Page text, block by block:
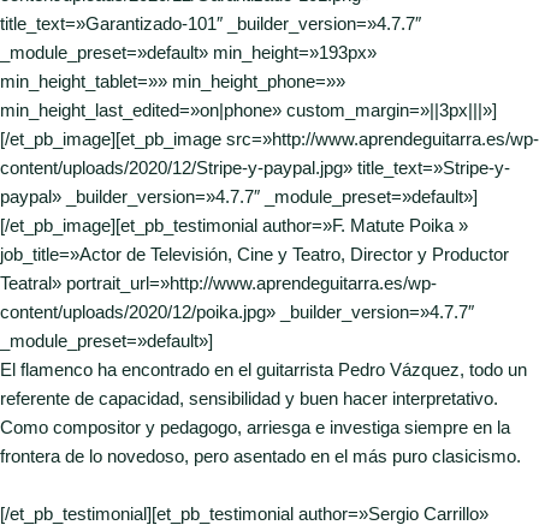
title_text=»Garantizado-101″ _builder_version=»4.7.7″
_module_preset=»default» min_height=»193px»
min_height_tablet=»» min_height_phone=»»
min_height_last_edited=»on|phone» custom_margin=»||3px|||»]
[/et_pb_image][et_pb_image src=»http://www.aprendeguitarra.es/wp-
content/uploads/2020/12/Stripe-y-paypal.jpg» title_text=»Stripe-y-
paypal» _builder_version=»4.7.7″ _module_preset=»default»]
[/et_pb_image][et_pb_testimonial author=»F. Matute Poika »
job_title=»Actor de Televisión, Cine y Teatro, Director y Productor
Teatral» portrait_url=»http://www.aprendeguitarra.es/wp-
content/uploads/2020/12/poika.jpg» _builder_version=»4.7.7″
_module_preset=»default»]
El flamenco ha encontrado en el guitarrista Pedro Vázquez, todo un
referente de capacidad, sensibilidad y buen hacer interpretativo.
Como compositor y pedagogo, arriesga e investiga siempre en la
frontera de lo novedoso, pero asentado en el más puro clasicismo.
[/et_pb_testimonial][et_pb_testimonial author=»Sergio Carrillo»